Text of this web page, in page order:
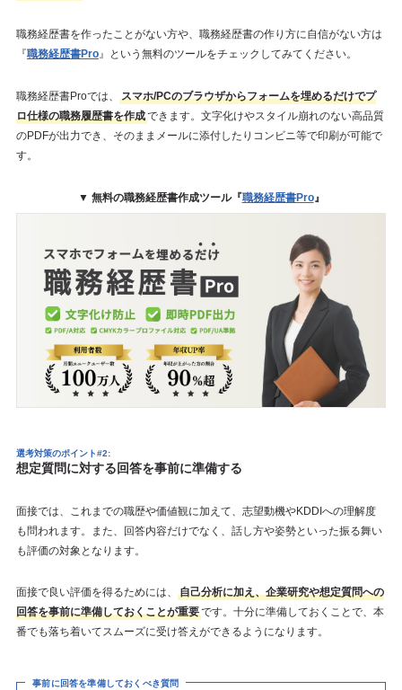
職務経歴書を作ったことがない方や、職務経歴書の作り方に自信がない方は
『職務経歴書Pro』という無料のツールをチェックしてみてください。
職務経歴書Proでは、
スマホ/PCのブラウザからフォームを埋めるだけでプ
ロ仕様の職務履歴書を作成できます。文字化けやスタイル崩れのない高品質
のPDFが出力でき、そのままメールに添付したりコンビニ等で印刷が可能で
す。
▼ 無料の職務経歴書作成ツール『職務経歴書Pro』
選考対策のポイント#2:
想定質問に対する回答を事前に準備する
面接では、これまでの職歴や価値観に加えて、志望動機やKDDIへの理解度
も問われます。また、回答内容だけでなく、話し方や姿勢といった振る舞い
も評価の対象となります。
面接で良い評価を得るためには、
自己分析に加え、企業研究や想定質問への
回答を事前に準備しておくことが重要です。十分に準備しておくことで、本
番でも落ち着いてスムーズに受け答えができるようになります。
事前に回答を準備しておくべき質問